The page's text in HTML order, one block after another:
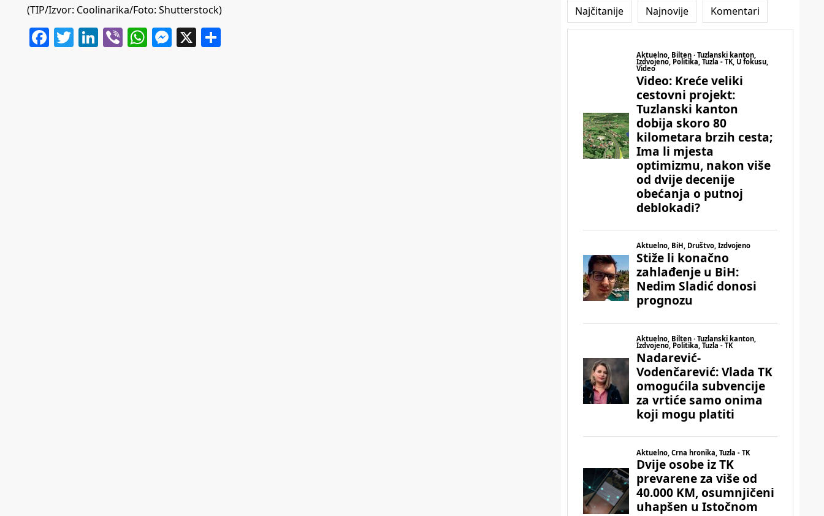
(TIP/Izvor: Coolinarika/Foto: Shutterstock)
Facebook
Twitter
LinkedIn
ViberWhatsApp
Messenger
X
Najčitanije Najnovije Komentari